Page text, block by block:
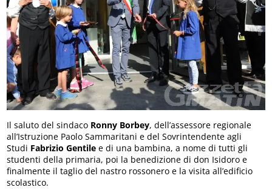
Il saluto del sindaco Ronny Borbey, dell’assessore regionale
all’Istruzione Paolo Sammaritani e del Sovrintendente agli
Studi Fabrizio Gentile e di una bambina, a nome di tutti gli
studenti della primaria, poi la benedizione di don Isidoro e
finalmente il taglio del nastro rossonero e la visita all’edificio
scolastico.